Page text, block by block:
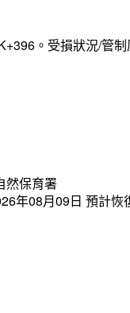
。受損狀況/管
然保育署
年08月09日 預計